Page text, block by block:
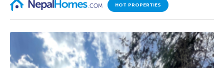
HOT PROPERTIES